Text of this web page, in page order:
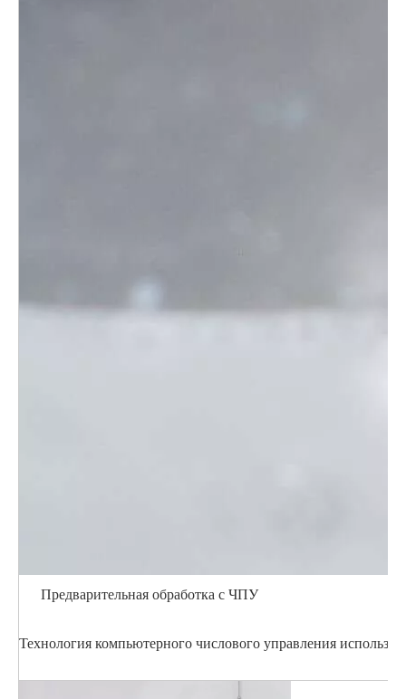
Предварительная обработка с ЧПУ
Технология компьютерного числового управления